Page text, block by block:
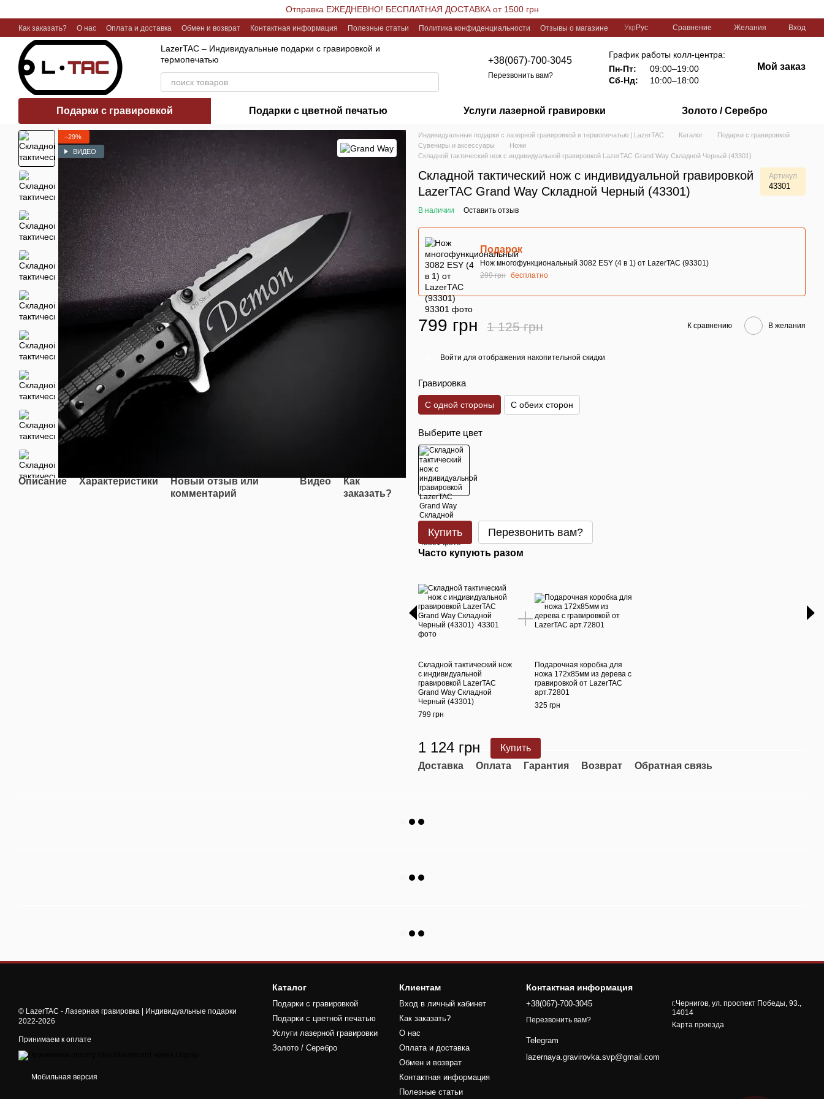
Отправка ЕЖЕДНЕВНО! БЕСПЛАТНАЯ ДОСТАВКА от 1500 грн
Как заказать? О нас Оплата и доставка Обмен и возврат Контактная информация Полезные статьи Политика конфиденциальности
Отзывы о магазине
Галерея работ
Укр Рус Сравнение Желания Вход
LazerTAC – Индивидуальные подарки с гравировкой и
термопечатью
+38(067)-700-3045
Перезвонить вам?
График работы колл-центра:
Пн-Пт:
09:00–19:00
Сб-Нд:
10:00–18:00
Мой заказ
Подарки с гравировкой Подарки с цветной печатью Услуги лазерной гравировки Золото / Серебро
−29%
ВИДЕО
Описание Характеристики
Новый отзыв или
комментарий
Видео
Как
заказать?
Индивидуальные подарки с лазерной гравировкой и термопечатью | LazerTAC Каталог
Подарки с гравировкой
Сувениры и аксессуары
Ножи
Складной тактический нож с индивидуальной гравировкой LazerTAC Grand Way Складной Черный (43301)
Складной тактический нож с индивидуальной гравировкой
LazerTAC Grand Way Складной Черный (43301)
Артикул
43301
В наличии Оставить отзыв
Подарок
Нож многофункциональный 3082 ESY (4 в 1) от LazerTAC (93301)
299 грн бесплатно
799 грн 1 125 грн К сравнению В желания
Войти для отображения накопительной скидки
Гравировка
С одной стороны С обеих сторон
Выберите цвет
Купить Перезвонить вам?
Часто купують разом
Складной тактический нож
с индивидуальной
гравировкой LazerTAC
Grand Way Складной
Черный (43301)
799 грн
Подарочная коробка для
ножа 172х85мм из дерева с
гравировкой от LazerTAC
арт.72801
325 грн
1 124 грн Купить
Доставка Оплата Гарантия Возврат Обратная связь
© LazerTAC - Лазерная гравировка | Индивидуальные подарки
2022-2026
Принимаем к оплате
Мобильная версия
Каталог
Подарки с гравировкой
Подарки с цветной печатью
Услуги лазерной гравировки
Золото / Серебро
Клиентам
Вход в личный кабинет
Как заказать?
О нас
Оплата и доставка
Обмен и возврат
Контактная информация
Полезные статьи
Контактная информация
+38(067)-700-3045
Перезвонить вам?
Telegram
lazernaya.gravirovka.svp@gmail.com
г.Чернигов, ул. проспект Победы, 93.,
14014
Карта проезда